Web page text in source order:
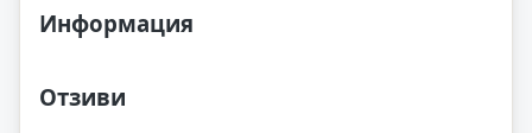
Информация
Отзиви